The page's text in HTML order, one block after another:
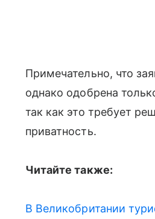
Примечательно, что
однако одобрена
так как это требует
приватность.
Читайте также:
В Великобритании